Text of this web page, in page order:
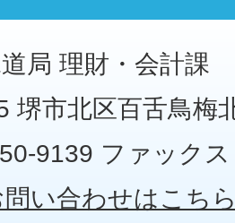
局 理財・会計課
堺市北区百舌鳥梅
9139 ファック
問い合わせはこち